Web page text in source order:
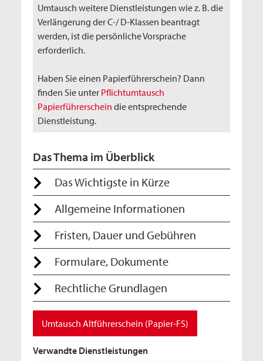
Umtausch weitere Dienstleistungen wie z. B. die
Verlängerung der C-/ D-Klassen beantragt
werden, ist die persönliche Vorsprache
erforderlich.
Haben Sie einen Papierführerschein? Dann
finden Sie unter Pflichtumtausch
Papierführerschein die entsprechende
Dienstleistung.
Das Thema im Überblick
Das Wichtigste in Kürze
Allgemeine Informationen
Fristen, Dauer und Gebühren
Formulare, Dokumente
Rechtliche Grundlagen
Umtausch Altführerschein (Papier-FS)
Verwandte Dienstleistungen